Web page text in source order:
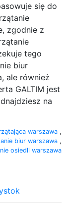
się do
zgodnie z
tego
biur
ale również
GALTIM jest
na
warszawa ,
biur warszawa ,
osiedli warszawa